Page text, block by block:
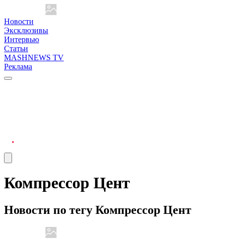
Новости
Эксклюзивы
Интервью
Статьи
MASHNEWS TV
Реклама
Компрессор Цент
Новости по тегу Компрессор Цент